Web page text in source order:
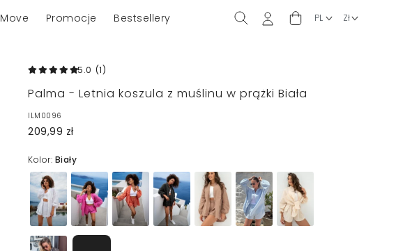
Move Promocje Bestsellery
5.0 (1)
Palma - Letnia koszula z muślinu w prążki Biała
ILM0096
209,99 zł
Kolor: Biały